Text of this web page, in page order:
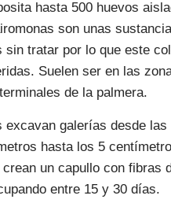
hasta 500 huevos
son unas
sin tratar por lo que este
Suelen ser en las
de la palmera.
excavan galerías desde
hasta los 5
un capullo con fibras
entre 15 y 30 días.